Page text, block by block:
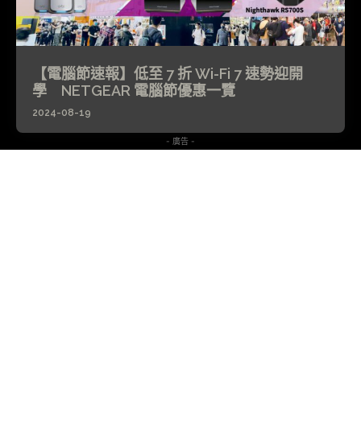
【電腦節速報】低至 7 折 Wi-Fi 7 速勢迎開
學 NETGEAR 電腦節優惠一覽
2024-08-19
- 廣告 -